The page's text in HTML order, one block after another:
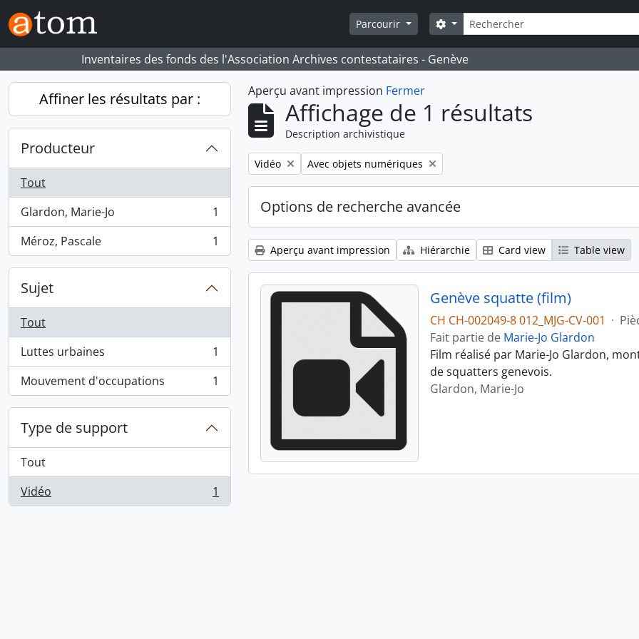
Skip to main content
Parcourir
Rechercher
Search options
Inventaires des fonds des l'Association Archives contestataires - Genève
Affiner les résultats par :
Producteur
Tout
Glardon, Marie-Jo
, 1 résultats
1
Méroz, Pascale
, 1 résultats 1
Sujet
Tout
Luttes urbaines
, 1 résultats
1
Mouvement d'occupations
, 1 résultats 1
Type de support
Tout
Vidéo
, 1 résultats 1
Aperçu avant impression Fermer
Affichage de 1 résultats
Description archivistique
Remove filter:
Vidéo Remove filter:
Avec objets numériques
Options de recherche avancée
Aperçu avant impression Hiérarchie Card view Table view
Genève squatte (film)
CH CH-002049-8 012_MJG-CV-001 ·
Fait partie de Marie-Jo Glardon
Film réalisé par Marie-Jo Glardon,
de squatters genevois.
Glardon, Marie-Jo